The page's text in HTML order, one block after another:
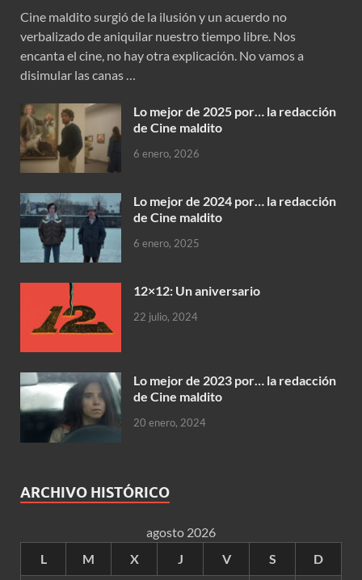
Cine maldito surgió de la ilusión y un acuerdo no
verbalizado de aniquilar nuestro tiempo libre. Nos
encanta el cine, no hay otra explicación. No vamos a
disimular las canas …
Lo mejor de 2025 por… la redacción
de Cine maldito
6 enero, 2026
Lo mejor de 2024 por… la redacción
de Cine maldito
6 enero, 2025
12×12: Un aniversario
22 julio, 2024
Lo mejor de 2023 por… la redacción
de Cine maldito
20 enero, 2024
ARCHIVO HISTÓRICO
agosto 2026
L
M X J V S D